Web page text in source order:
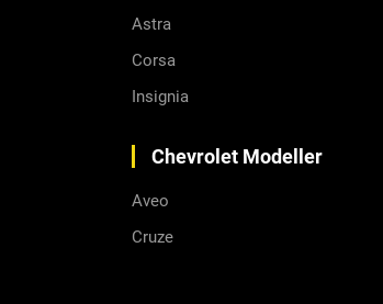
Astra
Corsa
Insignia
Chevrolet Modeller
Aveo
Cruze